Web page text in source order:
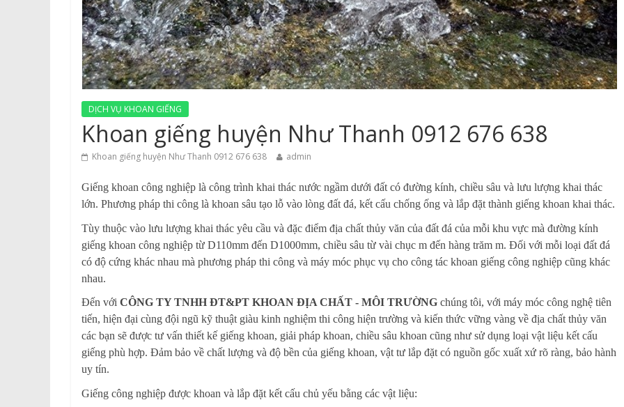
DỊCH VỤ KHOAN GIẾNG
Khoan giếng huyện Như Thanh 0912 676 638
Khoan giếng huyện Như Thanh 0912 676 638 admin
Giếng khoan công nghiệp là công trình khai thác nước ngầm dưới đất có đường kính, chiều sâu và lưu lượng khai thác
lớn. Phương pháp thi công là khoan sâu tạo lỗ vào lòng đất đá, kết cấu chống ống và lắp đặt thành giếng khoan khai thác.
Tùy thuộc vào lưu lượng khai thác yêu cầu và đặc điểm địa chất thủy văn của đất đá của mỗi khu vực mà đường kính
giếng khoan công nghiệp từ D110mm đến D1000mm, chiều sâu từ vài chục m đến hàng trăm m. Đối với mỗi loại đất đá
có độ cứng khác nhau mà phương pháp thi công và máy móc phục vụ cho công tác khoan giếng công nghiệp cũng khác
nhau.
Đến với CÔNG TY TNHH ĐT&PT KHOAN ĐỊA CHẤT - MÔI TRƯỜNG chúng tôi, với máy móc công nghệ tiên
tiến, hiện đại cùng đội ngũ kỹ thuật giàu kinh nghiệm thi công hiện trường và kiến thức vững vàng về địa chất thủy văn
các bạn sẽ được tư vấn thiết kế giếng khoan, giải pháp khoan, chiều sâu khoan cũng như sử dụng loại vật liệu kết cấu
giếng phù hợp. Đảm bảo về chất lượng và độ bền của giếng khoan, vật tư lắp đặt có nguồn gốc xuất xứ rõ ràng, bảo hành
uy tín.
Giếng công nghiệp được khoan và lắp đặt kết cấu chủ yếu bằng các vật liệu: